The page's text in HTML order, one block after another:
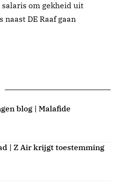
om gekheid uit
naast DE Raaf gaan
blog | Malafide
| Z Air krijgt toestemming